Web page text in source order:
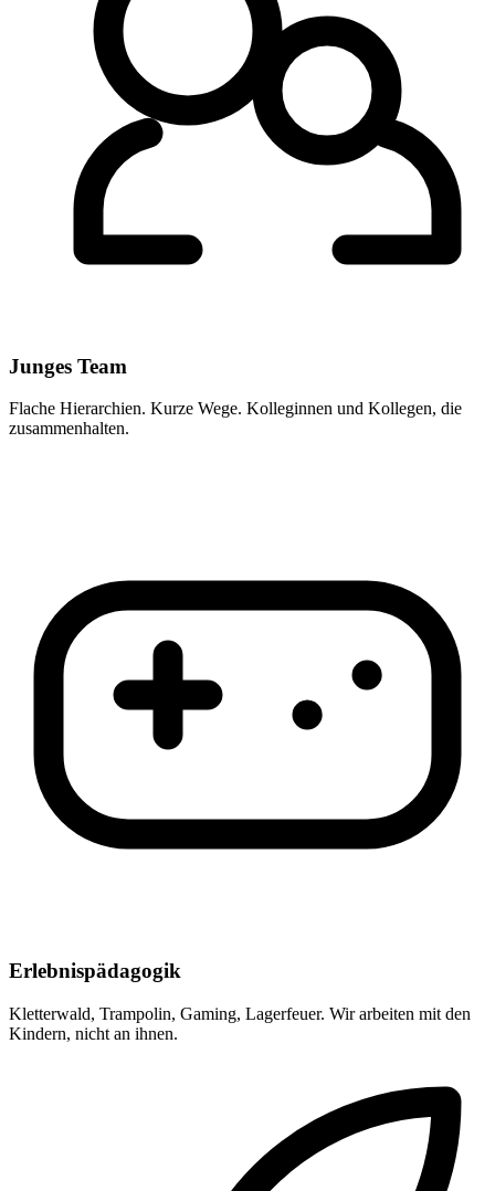
Junges Team
Flache Hierarchien. Kurze Wege. Kolleginnen und Kollegen, die
zusammenhalten.
Erlebnispädagogik
Kletterwald, Trampolin, Gaming, Lagerfeuer. Wir arbeiten mit den
Kindern, nicht an ihnen.